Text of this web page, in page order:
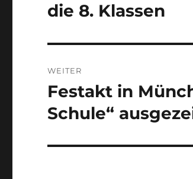
Beitrag:
die 8. Klassen
WEITER
Nächster
Beitrag:
Festakt in
Schule“